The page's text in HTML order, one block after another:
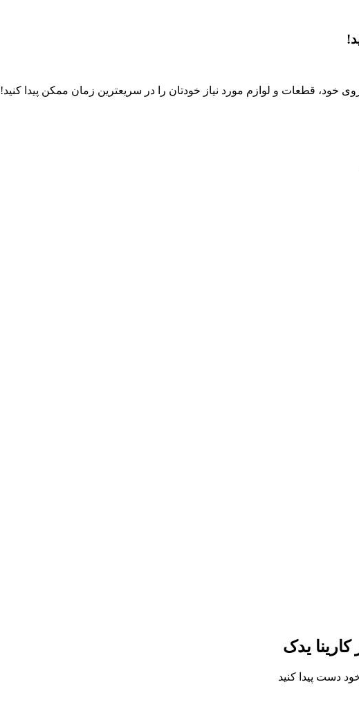
خود، قطعات و لوازم مورد نیاز خودتان را در سریعترین زمان ممکن پیدا کنید!
دست پیدا کنید